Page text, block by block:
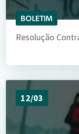
BOLETIM
Resolução
12/03